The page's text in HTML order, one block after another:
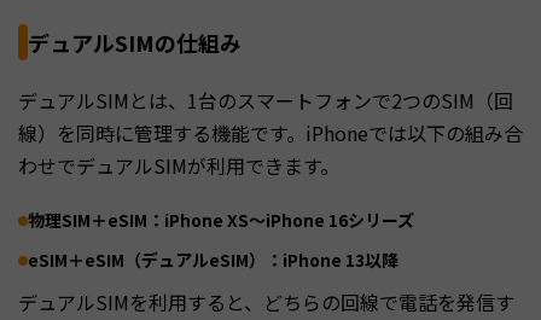
デュアルSIMの仕組み
デュアルSIMとは、1台のスマートフォンで2つのSIM（回
線）を同時に管理する機能です。iPhoneでは以下の組み合
わせでデュアルSIMが利用できます。
物理SIM＋eSIM： iPhone XS〜iPhone 16シリーズ
eSIM＋eSIM（デュアルeSIM）： iPhone 13以降
デュアルSIMを利用すると、どちらの回線で電話を発信す